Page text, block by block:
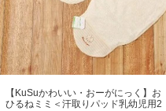
【KuSuかわいい・おーがにっく】お
ひるねミミ＜汗取りパッド乳幼児用2